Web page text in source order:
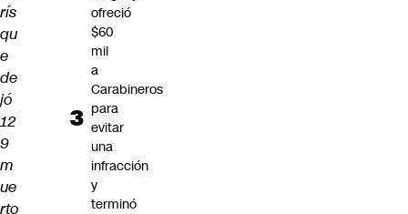
rís
qu
e
de
jó
12
9
m
ue
rto
ofreció
$60
mil
a
Carabineros
para
evitar
una
infracción
y
terminó